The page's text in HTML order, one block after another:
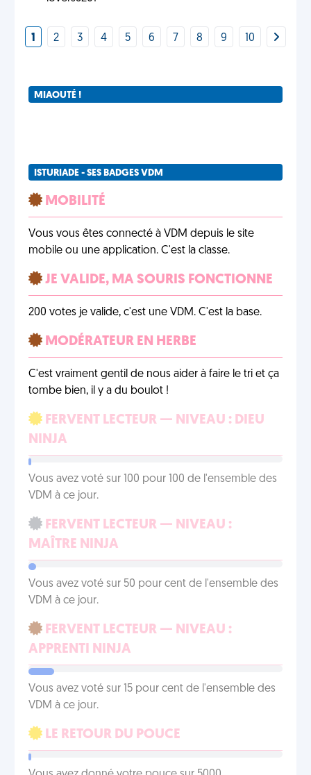
1 2 3 4 5 6 7 8 9 10
MIAOUTÉ !
ISTURIADE - SES BADGES VDM
MOBILITÉ
Vous vous êtes connecté à VDM depuis le site
mobile ou une application. C'est la classe.
JE VALIDE, MA SOURIS FONCTIONNE
200 votes je valide, c'est une VDM. C'est la base.
MODÉRATEUR EN HERBE
C'est vraiment gentil de nous aider à faire le tri et ça
tombe bien, il y a du boulot !
FERVENT LECTEUR — NIVEAU : DIEU
NINJA
Vous avez voté sur 100 pour 100 de l'ensemble des
VDM à ce jour.
FERVENT LECTEUR — NIVEAU :
MAÎTRE NINJA
Vous avez voté sur 50 pour cent de l'ensemble des
VDM à ce jour.
FERVENT LECTEUR — NIVEAU :
APPRENTI NINJA
Vous avez voté sur 15 pour cent de l'ensemble des
VDM à ce jour.
LE RETOUR DU POUCE